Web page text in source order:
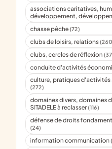
associations caritatives,
développement,
chasse pêche(72)
clubs de loisirs, relations
clubs, cercles de réflexion
conduite d'activités
culture, pratiques
(272)
domaines divers, domaines
SITADELE à reclasser(116)
défense de droits
(24)
information communication